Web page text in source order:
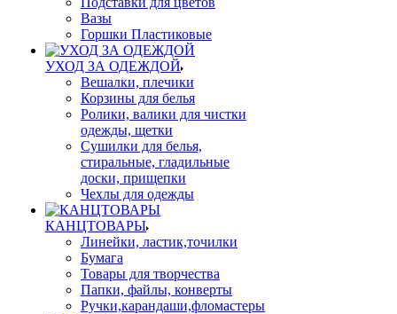
Вазы
Горшки Пластиковые
УХОД ЗА ОДЕЖДОЙ
Вешалки, плечики
Корзины для белья
Ролики, валики для чистки
одежды, щетки
Сушилки для белья,
стиральные, гладильные
доски, прищепки
Чехлы для одежды
КАНЦТОВАРЫ
Линейки, ластик,точилки
Бумага
Товары для творчества
Папки, файлы, конверты
Ручки,карандаши,фломастеры